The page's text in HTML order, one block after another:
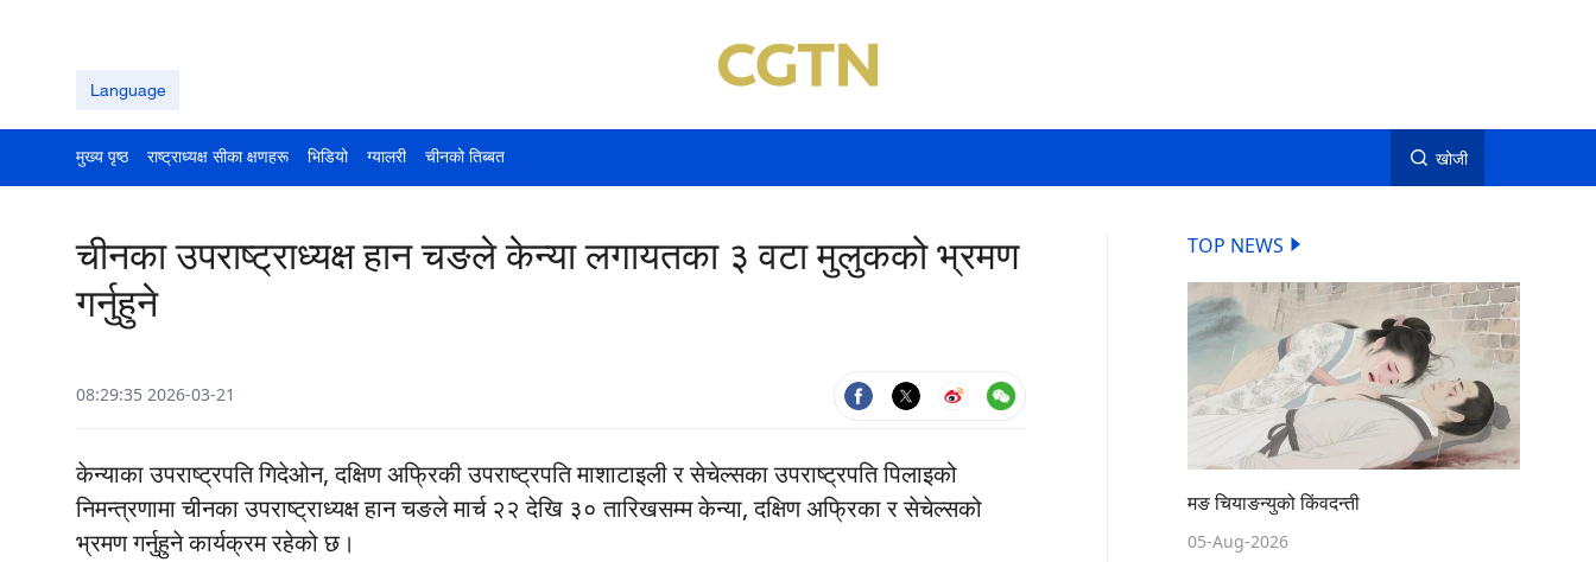
Language
मुख्य पृष्ठ राष्ट्राध्यक्ष सीका क्षणहरू भिडियो ग्यालरी चीनको तिब्बत खोजी
चीनका उपराष्ट्राध्यक्ष हान चङले केन्या लगायतका ३ वटा मुलुकको भ्रमण
गर्नुहुने
08:29:35 2026-03-21
केन्याका उपराष्ट्रपति गिदेओन, दक्षिण अफ्रिकी उपराष्ट्रपति माशाटाइली र सेचेल्सका उपराष्ट्रपति पिलाइको
निमन्त्रणामा चीनका उपराष्ट्राध्यक्ष हान चङले मार्च २२ देखि ३० तारिखसम्म केन्या, दक्षिण अफ्रिका र सेचेल्सको
भ्रमण गर्नुहुने कार्यक्रम रहेको छ।
TOP NEWS
मङ चियाङन्युको किंवदन्ती
05-Aug-2026